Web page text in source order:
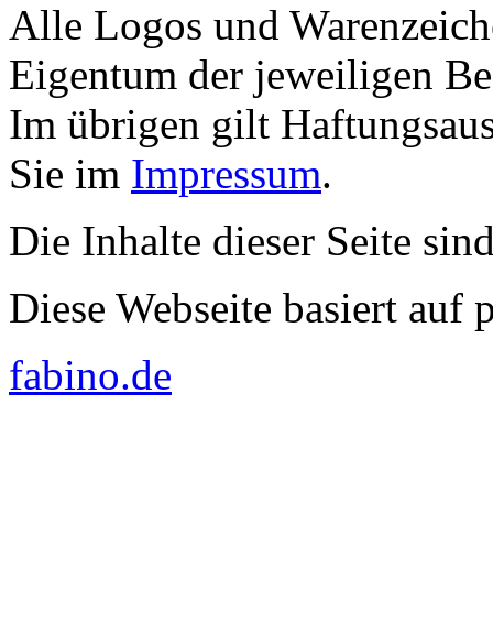
Alle Logos und
Eigentum der jeweiligen
Im übrigen gilt
Sie im Impressum.
Die Inhalte dieser Seite
Diese Webseite basiert auf
fabino.de